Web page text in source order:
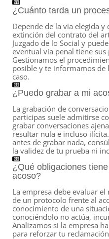
¿Cuánto tarda un
Depende de la vía elegida y
extinción del contrato del
Juzgado de lo Social y
eventual vía penal tiene
Gestionamos el
posible y te informamos de
caso.
¿Puedo grabar a mi
La grabación de
participas suele admitirse
grabar conversaciones
resultar nula e incluso
antes de grabar nada,
la validez de tu prueba ni
¿Qué obligaciones
acoso?
La empresa debe evaluar
de un protocolo frente al
conocimiento de una
conociéndolo no actúa,
Analizamos si la empresa
para reforzar tu